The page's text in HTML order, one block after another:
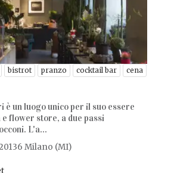
bistrot pranzo cocktail bar
cena
un luogo unico per il suo essere
flower store, a due passi
L'a...
Milano (MI)